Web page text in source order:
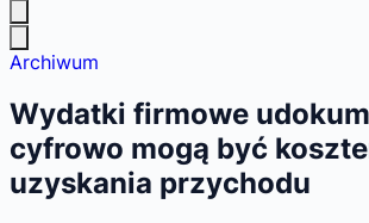
Archiwum
Wydatki firmowe
cyfrowo mogą być
uzyskania przychodu